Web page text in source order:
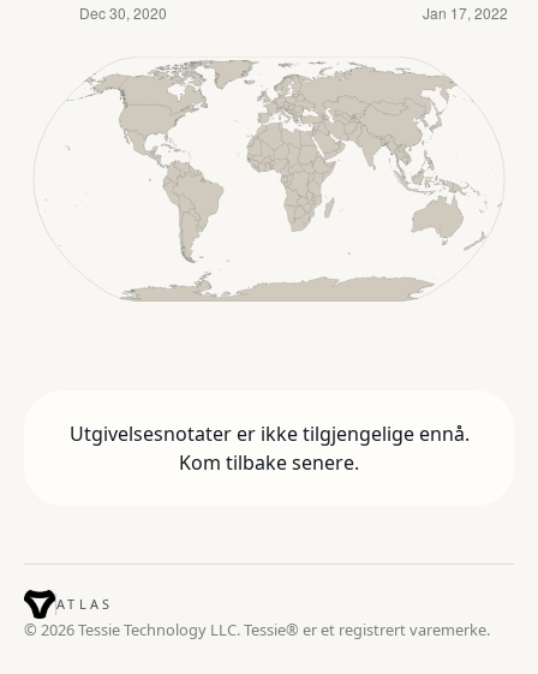
Utgivelsesnotater er ikke tilgjengelige ennå.
Kom tilbake senere.
ATLAS
© 2026 Tessie Technology LLC. Tessie® er et registrert varemerke.